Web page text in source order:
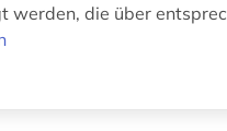
werden, die über